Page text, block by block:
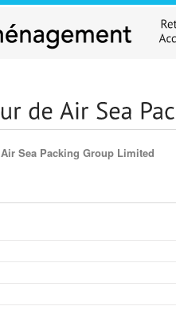
Air Sea Packing Group Limited